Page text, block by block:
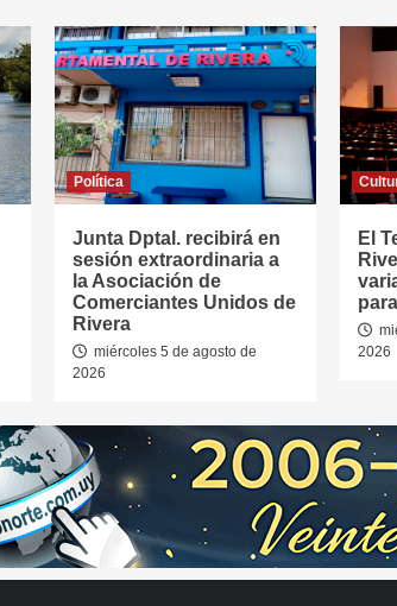
Política
Junta Dptal. recibirá en
sesión extraordinaria a
la Asociación de
Comerciantes Unidos de
Rivera
miércoles 5 de agosto de
2026
El
2026